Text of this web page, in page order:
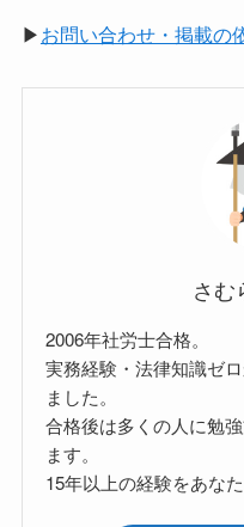
▶お問い合わせ・掲載の
さむ
2006年社労士合格。
実務経験・法律知識ゼ
ました。
合格後は多くの人に勉
ます。
15年以上の経験をあな